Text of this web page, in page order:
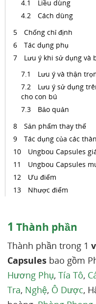
Liều dùng
Cách dùng
Chống chỉ định
Tác dụng phụ
Lưu ý khi sử dụng và
Lưu ý và thận
Lưu ý sử dụng
cho con bú
Bảo quản
Sản phẩm thay thế
Tác dụng của các
Ungbou Capsules
Ungbou Capsules
Ưu điểm
Nhược điểm
1 Thành phần
Thành phần trong 1
Capsules bao gồm
Hương Phụ, Tía Tô,
Tra, Nghệ, Ô Dược,